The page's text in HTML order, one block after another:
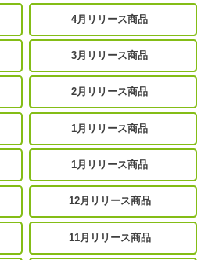
4月リリース商品
3月リリース商品
2月リリース商品
1月リリース商品
1月リリース商品
12月リリース商品
11月リリース商品